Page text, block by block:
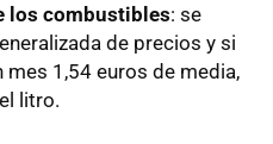
los combustibles: se
de precios y si
1,54 euros de media,
litro.